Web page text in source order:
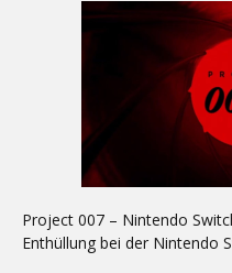
Project 007 – Nintendo
Enthüllung bei der Nintendo